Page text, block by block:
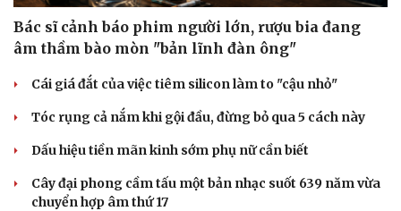
Bác sĩ cảnh báo phim người lớn, rượu bia đang
âm thầm bào mòn "bản lĩnh đàn ông"
Cái giá đắt của việc tiêm silicon làm to "cậu nhỏ"
Tóc rụng cả nắm khi gội đầu, đừng bỏ qua 5 cách này
Dấu hiệu tiền mãn kinh sớm phụ nữ cần biết
Cây đại phong cầm tấu một bản nhạc suốt 639 năm vừa
chuyển hợp âm thứ 17